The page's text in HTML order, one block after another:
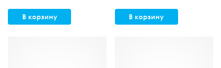
В корзину В корзину